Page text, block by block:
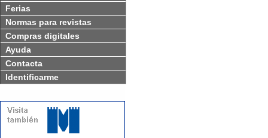
Ferias
Normas para revistas
Compras digitales
Ayuda
Contacta
Identificarme